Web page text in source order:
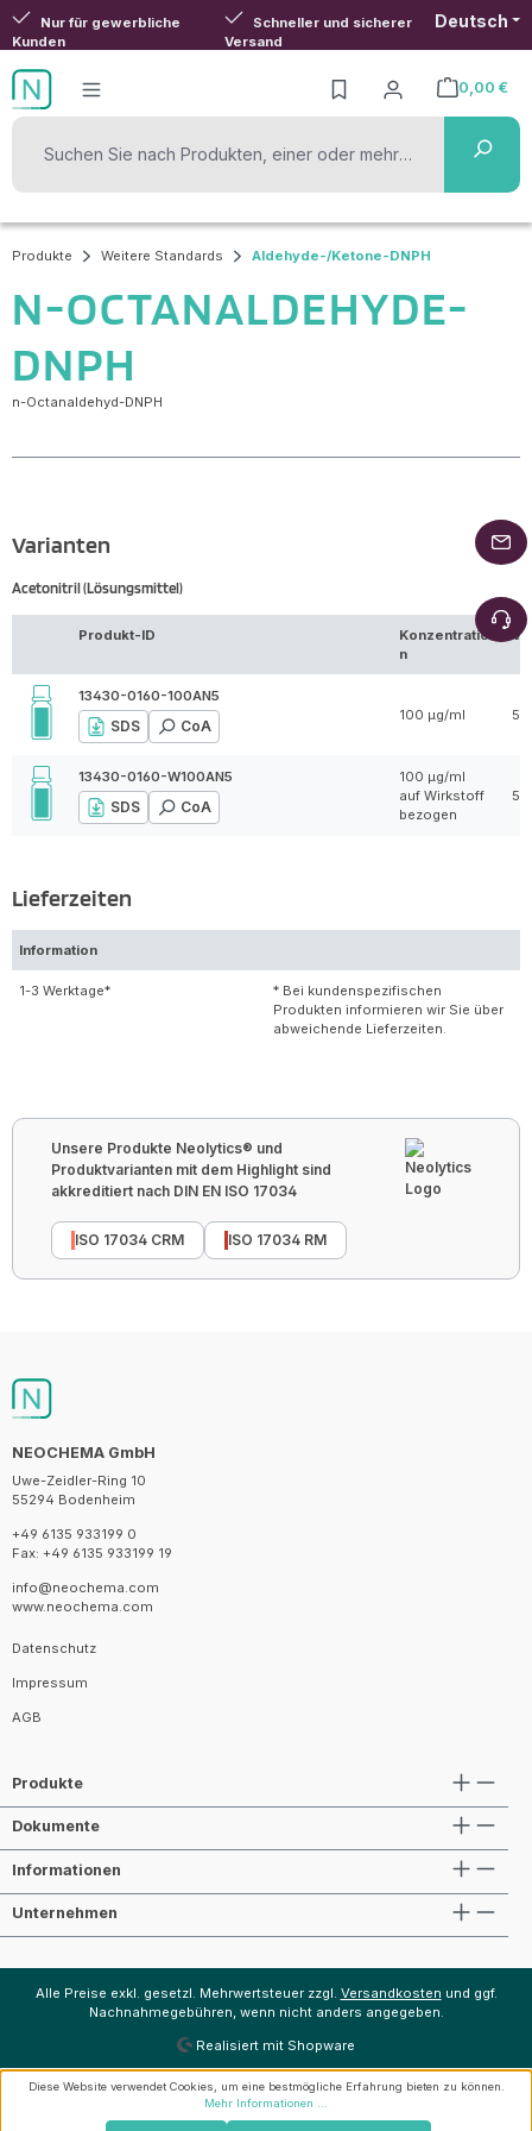
Zum Hauptinhalt springen
Nur für gewerbliche
Kunden
Schneller und sicherer
Versand
Deutsch
0,00 €
Warenkorb
Produkte Weitere Standards Aldehyde-/Ketone-DNPH
N-OCTANALDEHYDE-
DNPH
n-Octanaldehyd-DNPH
Varianten
Acetonitril (Lösungsmittel)
Produkt-ID
Konzentratio
n
13430-0160-100AN5
SDS CoA
100 µg/ml 5
13430-0160-W100AN5
SDS CoA
100 µg/ml
auf Wirkstoff
bezogen
5
Lieferzeiten
Information
1-3 Werktage*
* Bei kundenspezifischen
Produkten informieren wir Sie über
abweichende Lieferzeiten.
Unsere Produkte Neolytics® und
Produktvarianten mit dem Highlight sind
akkreditiert nach DIN EN ISO 17034
ISO 17034 CRM ISO 17034 RM
NEOCHEMA GmbH
Uwe-Zeidler-Ring 10
55294 Bodenheim
+49 6135 933199 0
Fax: +49 6135 933199 19
info@neochema.com
www.neochema.com
Datenschutz
Impressum
AGB
Produkte
Dokumente
Informationen
Unternehmen
Alle Preise exkl. gesetzl. Mehrwertsteuer zzgl. Versandkosten und ggf.
Nachnahmegebühren, wenn nicht anders angegeben.
Realisiert mit Shopware
Diese Website verwendet Cookies, um eine bestmögliche Erfahrung bieten zu können.
Mehr Informationen ...